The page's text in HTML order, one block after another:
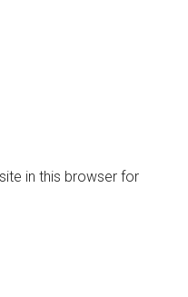
in this browser for